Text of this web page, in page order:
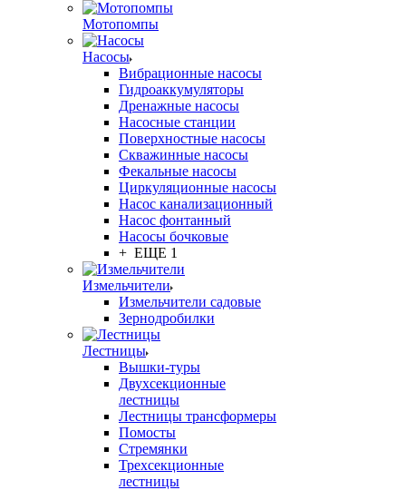
Мотопомпы
Насосы
Вибрационные насосы
Гидроаккумуляторы
Дренажные насосы
Насосные станции
Поверхностные насосы
Скважинные насосы
Фекальные насосы
Циркуляционные насосы
Насос канализационный
Насос фонтанный
Насосы бочковые
+ ЕЩЕ 1
Измельчители
Измельчители садовые
Зернодробилки
Лестницы
Вышки-туры
Двухсекционные
лестницы
Лестницы трансформеры
Помосты
Стремянки
Трехсекционные
лестницы